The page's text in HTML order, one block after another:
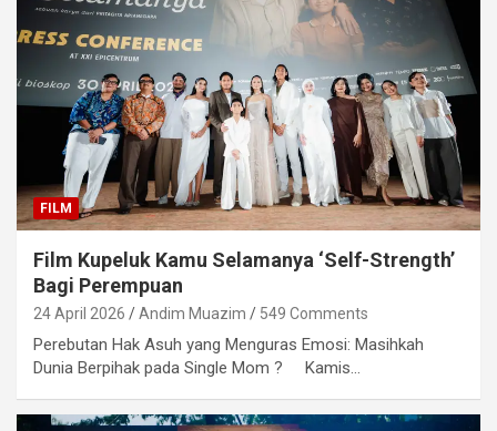
FILM
Film Kupeluk Kamu Selamanya ‘Self-Strength’
Bagi Perempuan
24 April 2026 Andim Muazim 549 Comments
Perebutan Hak Asuh yang Menguras Emosi: Masihkah
Dunia Berpihak pada Single Mom ? Kamis…